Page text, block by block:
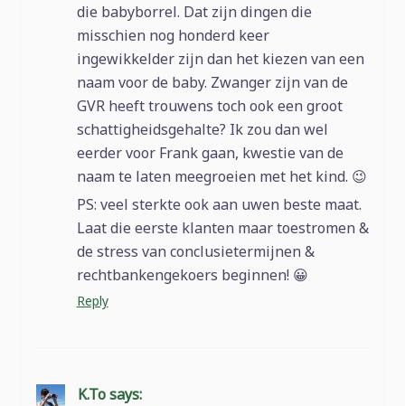
die babyborrel. Dat zijn dingen die
misschien nog honderd keer
ingewikkelder zijn dan het kiezen van een
naam voor de baby. Zwanger zijn van de
GVR heeft trouwens toch ook een groot
schattigheidsgehalte? Ik zou dan wel
eerder voor Frank gaan, kwestie van de
naam te laten meegroeien met het kind. 😉
PS: veel sterkte ook aan uwen beste maat.
Laat die eerste klanten maar toestromen &
de stress van conclusietermijnen &
rechtbankengekoers beginnen! 😀
Reply
K.To says: